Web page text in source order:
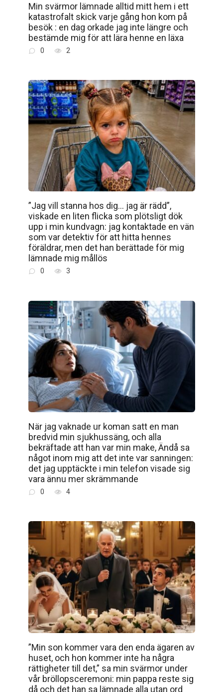
Min svärmor lämnade alltid mitt hem i ett
katastrofalt skick varje gång hon kom på
besök : en dag orkade jag inte längre och
bestämde mig för att lära henne en läxa
0 2
”Jag vill stanna hos dig… jag är rädd”,
viskade en liten flicka som plötsligt dök
upp i min kundvagn: jag kontaktade en vän
som var detektiv för att hitta hennes
föräldrar, men det han berättade för mig
lämnade mig mållös
0 3
När jag vaknade ur koman satt en man
bredvid min sjukhussäng, och alla
bekräftade att han var min make, Ändå sa
något inom mig att det inte var sanningen:
det jag upptäckte i min telefon visade sig
vara ännu mer skrämmande
0 4
”Min son kommer vara den enda ägaren av
huset, och hon kommer inte ha några
rättigheter till det,” sa min svärmor under
vår bröllopsceremoni: min pappa reste sig
då och det han sa lämnade alla utan ord